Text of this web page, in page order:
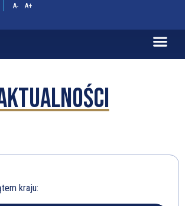
A- A+
kraju: